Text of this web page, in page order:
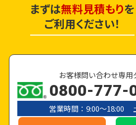
まずは無料見積もりを
ご利用ください！
お客様問い合わせ専用
0800-777-
営業時間：9:00〜18:00